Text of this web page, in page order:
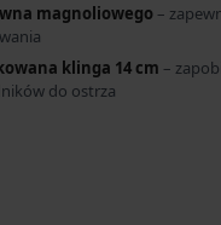
magnoliowego –
klinga 14 cm –
do ostrza